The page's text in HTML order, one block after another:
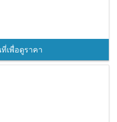
เพื่อดูราคา